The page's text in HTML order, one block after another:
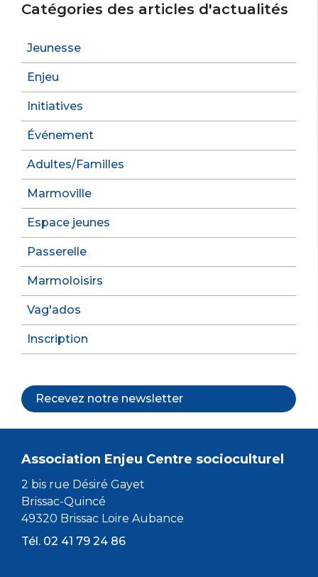
Catégories des articles d'actualités
Jeunesse
Enjeu
Initiatives
Événement
Adultes/Familles
Marmoville
Espace jeunes
Passerelle
Marmoloisirs
Vag'ados
Inscription
Recevez notre newsletter
Association Enjeu Centre socioculturel
2 bis rue Désiré Gayet
Brissac-Quincé
49320 Brissac Loire Aubance
Tél. 02 41 79 24 86